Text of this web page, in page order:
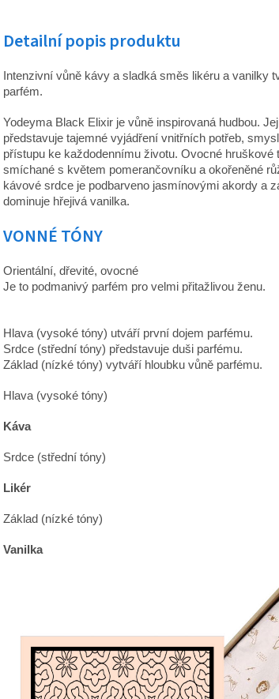
Detailní popis produktu
Intenzivní vůně kávy a sladká směs likéru a vanilky
parfém.
Yodeyma Black Elixir je vůně inspirovaná hudbou.
představuje tajemné vyjádření vnitřních potřeb,
přístupu ke každodennímu životu. Ovocné hruškové
smíchané s květem pomerančovníku a okořeněné
kávové srdce je podbarveno jasmínovými akordy a
dominuje hřejivá vanilka.
VONNÉ TÓNY
Orientální, dřevité, ovocné
Je to podmanivý parfém pro velmi přitažlivou ženu.
Hlava (vysoké tóny) utváří první dojem parfému.
Srdce (střední tóny) představuje duši parfému.
Základ (nízké tóny) vytváří hloubku vůně parfému.
Hlava (vysoké tóny)
Káva
Srdce (střední tóny)
Likér
Základ (nízké tóny)
Vanilka